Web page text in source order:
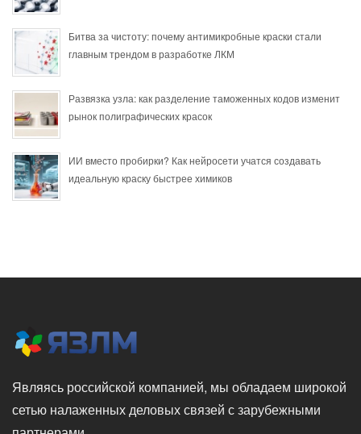
Битва за чистоту: почему антимикробные краски стали
главным трендом в разработке ЛКМ
Развязка узла: как разделение таможенных кодов изменит
рынок полиграфических красок
ИИ вместо пробирки? Как нейросети учатся создавать
идеальную краску быстрее химиков
Являясь российской компанией, мы обладаем широкой
сетью налаженных деловых связей с зарубежными